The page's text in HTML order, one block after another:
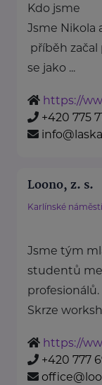
Kdo jsme
Jsme Nikola
příběh začal
se jako ...
https://
+420 775
Loono, z. s.
Karlínské
Jsme tým
studentů
profesionálů.
Skrze
https://
+420 777